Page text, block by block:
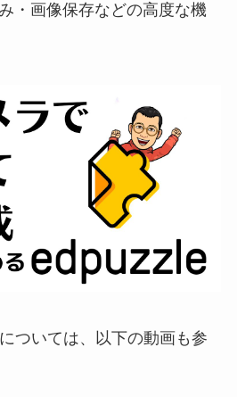
・画像保存などの高度な機
ついては、以下の動画も参